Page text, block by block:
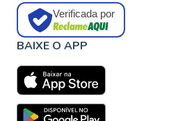
Verificada por
BAIXE O APP